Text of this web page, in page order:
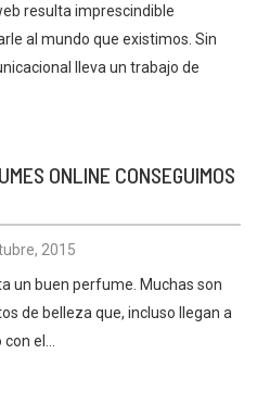
resulta imprescindible
al mundo que existimos. Sin
lleva un trabajo de
ONLINE CONSEGUIMOS
2015
un buen perfume. Muchas son
de belleza que, incluso llegan a
el...